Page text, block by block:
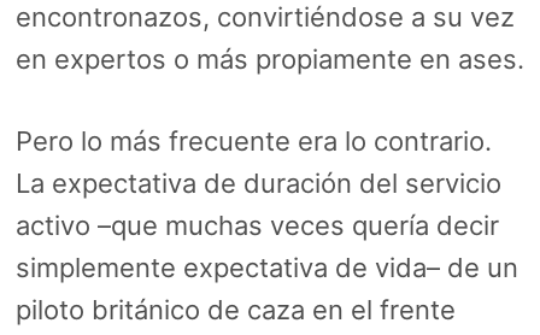
encontronazos, convirtiéndose a su vez
en expertos o más propiamente en ases.
Pero lo más frecuente era lo contrario.
La expectativa de duración del servicio
activo –que muchas veces quería decir
simplemente expectativa de vida– de un
piloto británico de caza en el frente